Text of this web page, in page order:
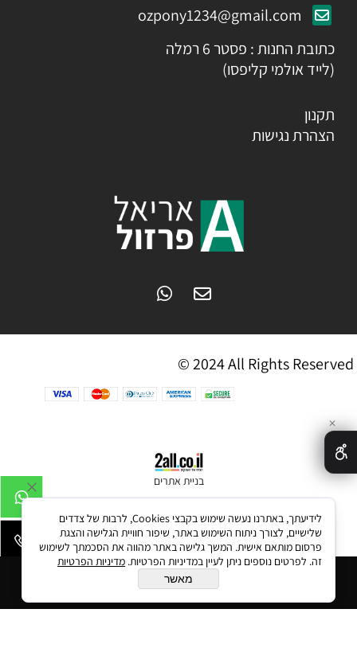
הוסף לסל
ozpony1234@gmail.com
כתובת החנות : פסטר 6 רמלה
(לייד אולמי קליפסו)
תקנון
הצהרת נגישות
© 2024 All Rights Reserved
בניית אתרים
✕
לידיעתך, באתרנו נעשה שימוש בקבצי Cookies, לרבות של צדדים
שלישיים, לצורך ניתוח השימוש באתר, שיפור חוויית הגלישה והצגת
פרסום מותאם אישית. המשך גלישה באתר מהווה את הסכמתך לשימוש
זה. לפרטים נוספים ניתן לעיין במדיניות הפרטיות. מדיניות הפרטיות
מאשר